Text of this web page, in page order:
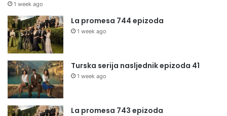
1 week ago
La promesa 744 epizoda
1 week ago
Turska serija nasljednik epizoda 41
1 week ago
La promesa 743 epizoda